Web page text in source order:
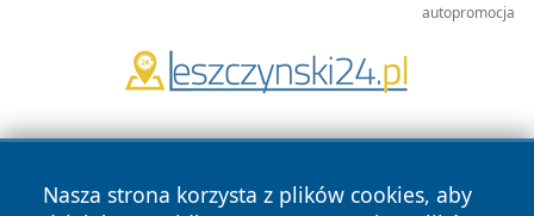
autopromocja
Nasza strona korzysta z plików cookies, aby